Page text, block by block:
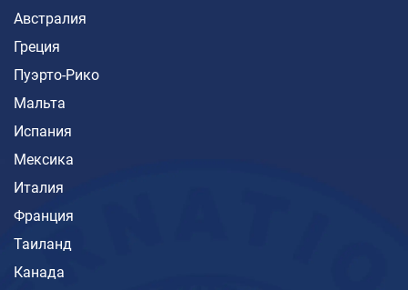
Австралия
Греция
Пуэрто-Рико
Мальта
Испания
Мексика
Италия
Франция
Таиланд
Канада